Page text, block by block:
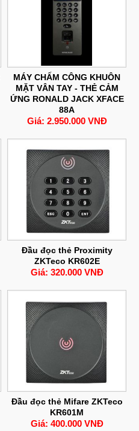
MÁY CHẤM CÔNG KHUÔN
MẶT VÂN TAY - THẺ CẢM
ỨNG RONALD JACK XFACE
88A
Giá: 2.950.000 VNĐ
Đầu đọc thẻ Proximity
ZKTeco KR602E
Giá: 320.000 VNĐ
Đầu đọc thẻ Mifare ZKTeco
KR601M
Giá: 400.000 VNĐ